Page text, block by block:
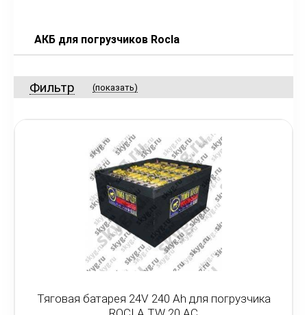
АКБ для погрузчиков Rocla
Фильтр (показать)
Тяговая батарея 24V 240 Ah для погрузчика